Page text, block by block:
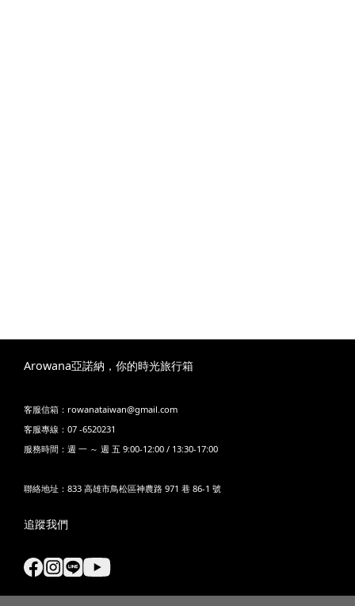
Arowana亞諾納，你的時光旅行箱
客服信箱：rowanataiwan@gmail.com
客服專線：07 -6520231
服務時間：週 一 ～ 週 五 9:00-12:00 / 13:30-17:00
聯絡地址：833 高雄市鳥松區神農路 971 巷 86-1 號
追蹤我們